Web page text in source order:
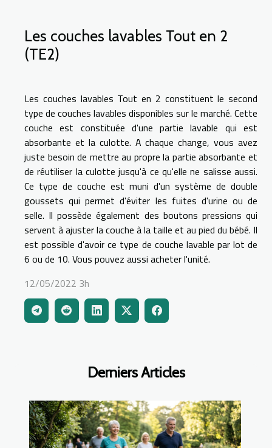
Derniers Articles
Les couches lavables Tout en 2
(TE2)
Les couches lavables Tout en 2 constituent le second
type de couches lavables disponibles sur le marché. Cette
couche est constituée d'une partie lavable qui est
absorbante et la culotte. A chaque change, vous avez
juste besoin de mettre au propre la partie absorbante et
de réutiliser la culotte jusqu'à ce qu'elle ne salisse aussi.
Ce type de couche est muni d'un système de double
goussets qui permet d'éviter les fuites d'urine ou de
selle. Il possède également des boutons pressions qui
servent à ajuster la couche à la taille et au pied du bébé. Il
est possible d'avoir ce type de couche lavable par lot de
6 ou de 10. Vous pouvez aussi acheter l'unité.
12/05/2022 3h